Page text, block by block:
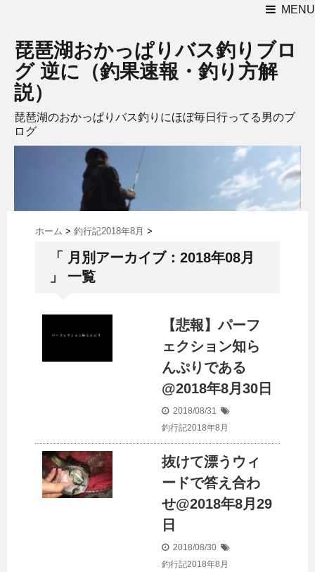
MENU
琵琶湖おかっぱりバス釣りブロ
グ 逆に（釣果速報・釣り方解
説）
琵琶湖のおかっぱりバス釣りにほぼ毎日行ってる男のブ
ログ
ホーム > 釣行記2018年8月 >
「 月別アーカイブ：2018年08月
」 一覧
【悲報】パーフ
ェクション知ら
んぷりである
@2018年8月30日
2018/08/31
釣行記2018年8月
抜けて漂うウィ
ードで答え合わ
せ@2018年8月29
日
2018/08/30
釣行記2018年8月